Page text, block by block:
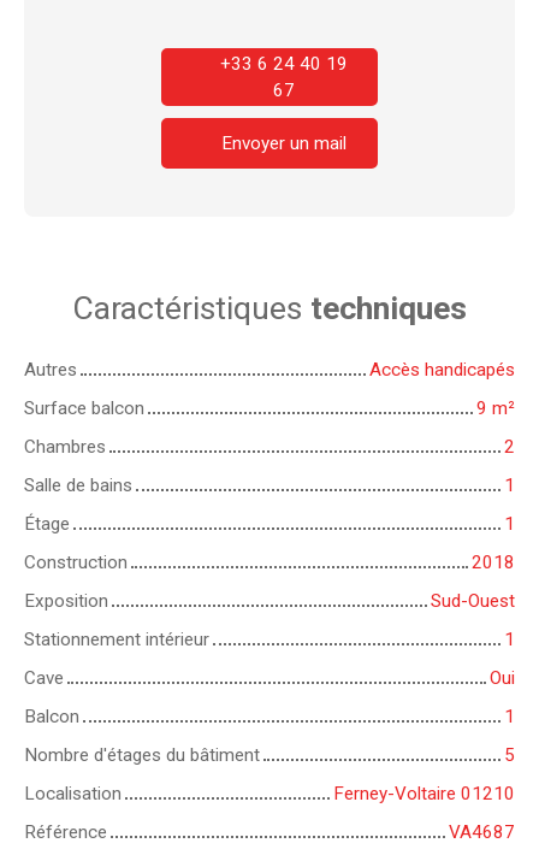
+33 6 24 40 19
67
Envoyer un mail
Caractéristiques techniques
Autres
Accès handicapés
Surface balcon
9 m²
Chambres
2
Salle de bains
1
Étage
1
Construction
2018
Exposition
Sud-Ouest
Stationnement intérieur
1
Cave
Oui
Balcon
1
Nombre d'étages du bâtiment
5
Localisation
Ferney-Voltaire 01210
Référence
VA4687